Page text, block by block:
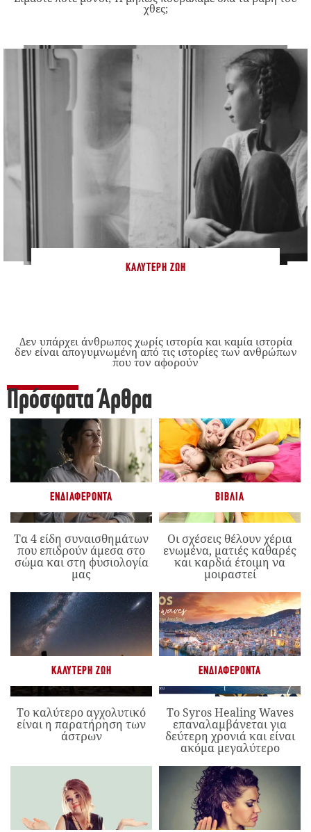
χθες;
ΚΑΛΎΤΕΡΗ ΖΩΉ
Δεν υπάρχει άνθρωπος χωρίς ιστορία και καμία ιστορία
δεν είναι απογυμνωμένη από τις ιστορίες των ανθρώπων
που τον αφορούν
Πρόσφατα Άρθρα
ΕΝΔΙΑΦΈΡΟΝΤΑ
Τα 4 είδη συναισθημάτων
που επιδρούν άμεσα στο
σώμα και στη φυσιολογία
μας
ΒΙΒΛΊΑ
Οι σχέσεις θέλουν χέρια
ενωμένα, ματιές καθαρές
και καρδιά έτοιμη να
μοιραστεί
ΚΑΛΎΤΕΡΗ ΖΩΉ
Το καλύτερο αγχολυτικό
είναι η παρατήρηση των
άστρων
ΕΝΔΙΑΦΈΡΟΝΤΑ
Το Syros Healing Waves
επαναλαμβάνεται για
δεύτερη χρονιά και είναι
ακόμα μεγαλύτερο